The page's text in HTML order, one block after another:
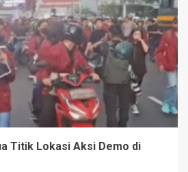
Titik Lokasi Aksi Demo di